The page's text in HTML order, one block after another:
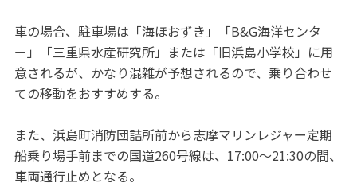
車の場合、駐車場は「海ほおずき」「B&G海洋センタ
ー」「三重県水産研究所」または「旧浜島小学校」に用
意されるが、かなり混雑が予想されるので、乗り合わせ
ての移動をおすすめする。
また、浜島町消防団詰所前から志摩マリンレジャー定期
船乗り場手前までの国道260号線は、17:00～21:30の間、
車両通行止めとなる。